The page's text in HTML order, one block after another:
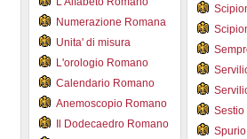
Numerazione Romana
Unita' di misura
L'orologio Romano
Calendario Romano
Anemoscopio Romano
Il Dodecaedro Romano
Sestio